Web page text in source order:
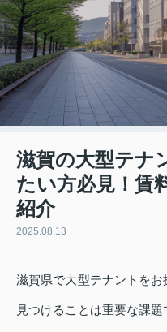
滋賀の大型テナ
たい方必見！賃
紹介
2025.08.13
滋賀県で大型テナントを
見つけることは重要な課